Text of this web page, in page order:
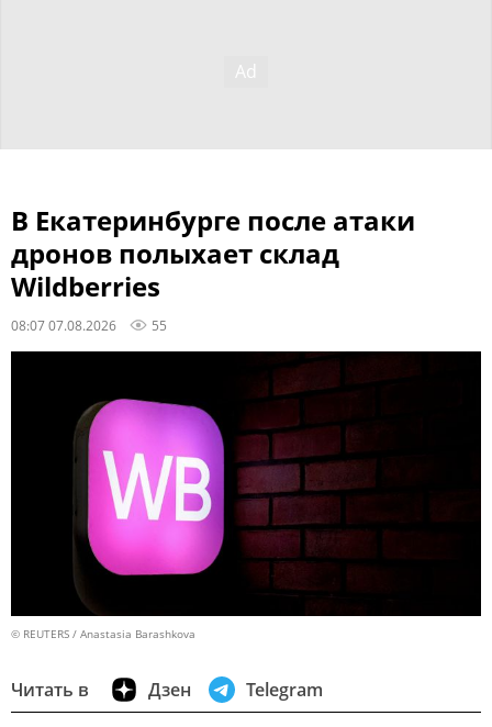
В Екатеринбурге после атаки
дронов полыхает склад
Wildberries
08:07 07.08.2026 55
© REUTERS / Anastasia Barashkova
Читать в Дзен Telegram